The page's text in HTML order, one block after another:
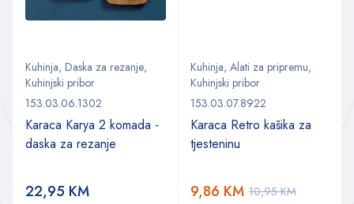
Kuhinja, Daska za rezanje,
Kuhinjski pribor
153.03.06.1302
Karaca Karya 2 komada -
daska za rezanje
22,95 KM
Kuhinja, Alati za pripremu,
Kuhinjski pribor
153.03.07.8922
Karaca Retro kašika za
tjesteninu
10,95KM
9,86 KM